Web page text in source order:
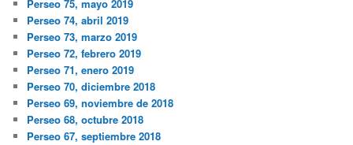
Perseo 75, mayo 2019
Perseo 74, abril 2019
Perseo 73, marzo 2019
Perseo 72, febrero 2019
Perseo 71, enero 2019
Perseo 70, diciembre 2018
Perseo 69, noviembre de 2018
Perseo 68, octubre 2018
Perseo 67, septiembre 2018